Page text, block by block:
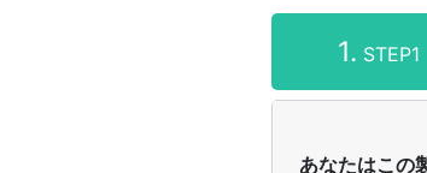
1. STEP1
あなたはこの